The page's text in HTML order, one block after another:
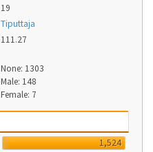
19
Tiputtaja
111.27
None: 1303
Male: 148
Female: 7
1,524